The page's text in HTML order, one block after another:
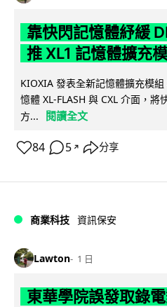
靠快閃記憶體紓緩
推 XL1 記憶體擴充
KIOXIA 發表全新記憶體擴充模
憶體 XL-FLASH 與 CXL 介面，
方...
閱讀全文
84 5 ↗ 分享
商業科技 資訊保安
Lawton 1 日
東華學院誤發取錄